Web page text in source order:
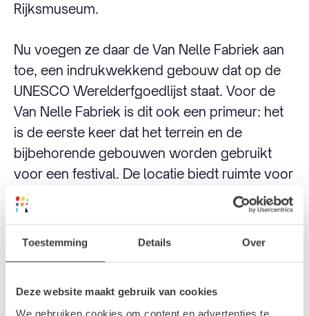
Toestemming Details Over
Deze website maakt gebruik van cookies
We gebruiken cookies om content en advertenties te
Rijksmuseum.
Nu voegen ze daar de Van Nelle Fabriek aan
toe, een indrukwekkend gebouw dat op de
UNESCO Werelderfgoedlijst staat. Voor de
Van Nelle Fabriek is dit ook een primeur: het
is de eerste keer dat het terrein en de
bijbehorende gebouwen worden gebruikt
voor een festival. De locatie biedt ruimte voor
meerdere stages, zowel binnen in de fabriek
als buiten onder de kenmerkende diagonale
transportbruggen die de gebouwen
Audio Obscura zegt hierover: “De afgelopen